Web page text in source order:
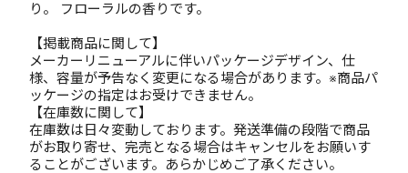
り。 フローラルの香りです。
【掲載商品に関して】
メーカーリニューアルに伴いパッケージデザイン、仕
様、容量が予告なく変更になる場合があります。※商品パ
ッケージの指定はお受けできません。
【在庫数に関して】
在庫数は日々変動しております。発送準備の段階で商品
がお取り寄せ、完売となる場合はキャンセルをお願いす
ることがございます。あらかじめご了承ください。